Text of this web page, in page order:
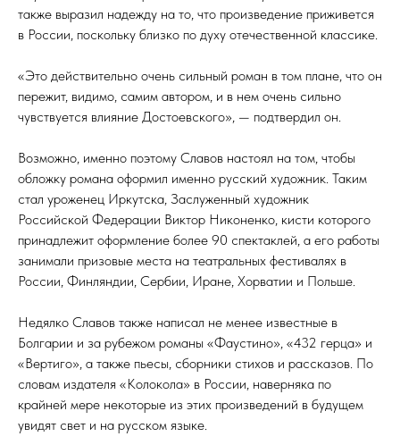
также выразил надежду на то, что произведение приживется
в России, поскольку близко по духу отечественной классике.
«Это действительно очень сильный роман в том плане, что он
пережит, видимо, самим автором, и в нем очень сильно
чувствуется влияние Достоевского», — подтвердил он.
Возможно, именно поэтому Славов настоял на том, чтобы
обложку романа оформил именно русский художник. Таким
стал уроженец Иркутска, Заслуженный художник
Российской Федерации Виктор Никоненко, кисти которого
принадлежит оформление более 90 спектаклей, а его работы
занимали призовые места на театральных фестивалях в
России, Финляндии, Сербии, Иране, Хорватии и Польше.
Недялко Славов также написал не менее известные в
Болгарии и за рубежом романы «Фаустино», «432 герца» и
«Вертиго», а также пьесы, сборники стихов и рассказов. По
словам издателя «Колокола» в России, наверняка по
крайней мере некоторые из этих произведений в будущем
увидят свет и на русском языке.